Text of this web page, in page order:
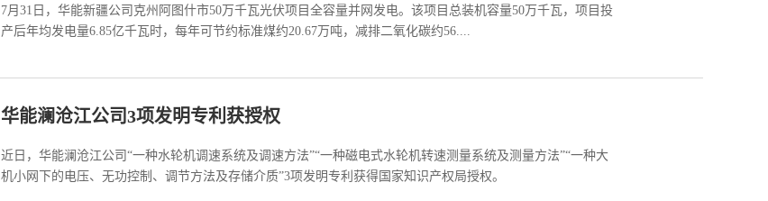
7月31日，华能新疆公司克州阿图什市50万千瓦光伏项目全容量并网发电。该项目总装机容量50万千瓦，项目投
产后年均发电量6.85亿千瓦时，每年可节约标准煤约20.67万吨，减排二氧化碳约56....
华能澜沧江公司3项发明专利获授权
近日，华能澜沧江公司“一种水轮机调速系统及调速方法”“一种磁电式水轮机转速测量系统及测量方法”“一种大
机小网下的电压、无功控制、调节方法及存储介质”3项发明专利获得国家知识产权局授权。